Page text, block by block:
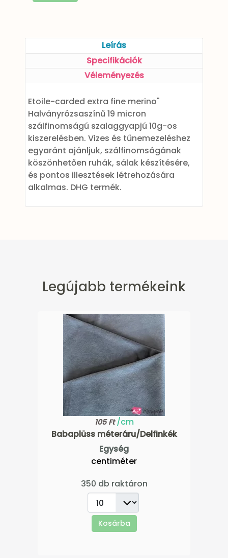
Leírás
Specifikációk
Véleményezés
Etoile-carded extra fine merino"
Halványrózsaszínű 19 micron
szálfinomságú szalaggyapjú 10g-os
kiszerelésben. Vizes és tűnemezeléshez
egyaránt ajánljuk, szálfinomságának
köszönhetően ruhák, sálak készítésére,
és pontos illesztések létrehozására
alkalmas. DHG termék.
Legújabb termékeink
105 Ft/cm
Babaplüss méteráru/Delfinkék
Egység
centiméter
350 db raktáron
Kosárba